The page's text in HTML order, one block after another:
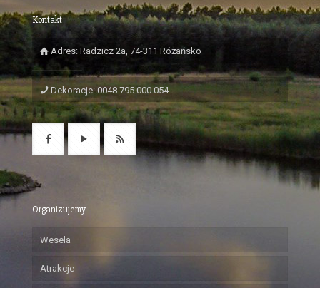
Kontakt
Adres: Radzicz 2a, 74-311 Różańsko
Dekoracje: 0048 795 000 054
Organizujemy
Wesela
Atrakcje